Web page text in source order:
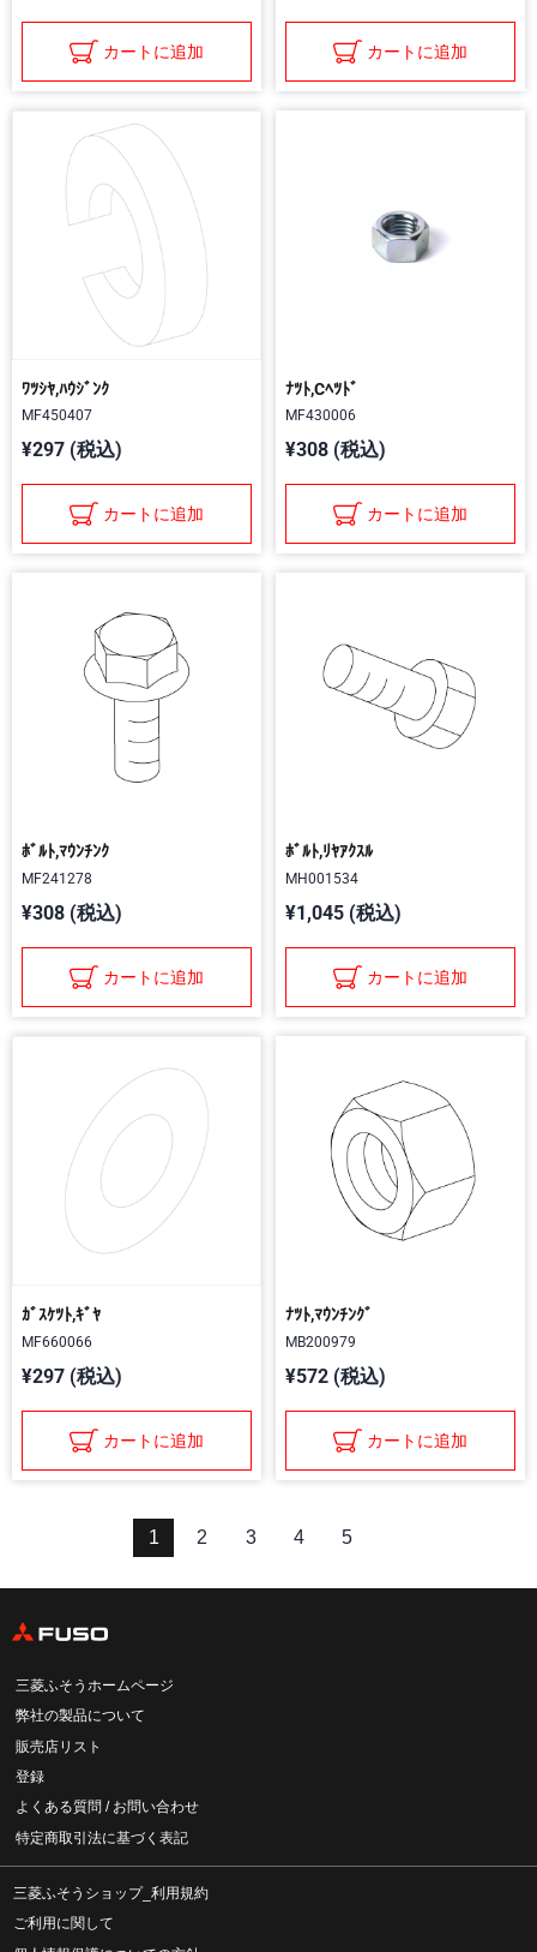
カートに追加 カートに追加
ﾜﾂｼﾔ,ﾊｳｼﾞﾝｸ
MF450407
¥297 (税込)
カートに追加
ﾅﾂﾄ,Cﾍﾂﾄﾞ
MF430006
¥308 (税込)
カートに追加
ﾎﾞﾙﾄ,ﾏｳﾝﾁﾝｸ
MF241278
¥308 (税込)
カートに追加
ﾎﾞﾙﾄ,ﾘﾔｱｸｽﾙ
MH001534
¥1,045 (税込)
カートに追加
ｶﾞｽｹﾂﾄ,ｷﾞﾔ
MF660066
¥297 (税込)
カートに追加
ﾅﾂﾄ,ﾏｳﾝﾁﾝｸﾞ
MB200979
¥572 (税込)
カートに追加
1 2 3 4 5
三菱ふそうホームページ
弊社の製品について
販売店リスト
登録
よくある質問 / お問い合わせ
特定商取引法に基づく表記
三菱ふそうショップ_利用規約
ご利用に関して